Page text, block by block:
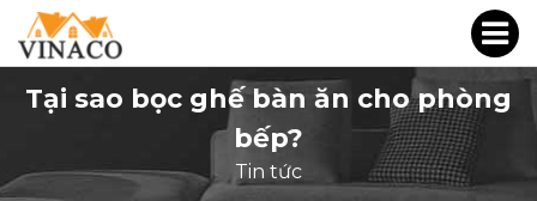
Tại sao bọc ghế bàn ăn cho phòng
bếp?
Tin tức